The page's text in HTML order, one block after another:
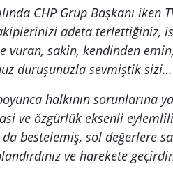
CHP Grup Başkanı iken
adeta terlettiğiniz,
vuran, sakin, kendinden
duruşunuzla sevmiştik sizi…
halkının sorunlarına
ve özgürlük eksenli
da bestelemiş, sol değerlere
ve harekete